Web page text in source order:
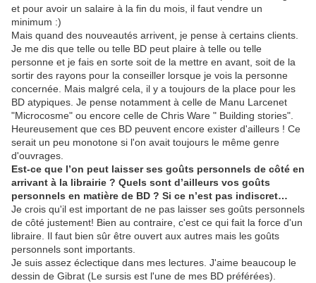
et pour avoir un salaire à la fin du mois, il faut vendre un
minimum :)
Mais quand des nouveautés arrivent, je pense à certains clients.
Je me dis que telle ou telle BD peut plaire à telle ou telle
personne et je fais en sorte soit de la mettre en avant, soit de la
sortir des rayons pour la conseiller lorsque je vois la personne
concernée. Mais malgré cela, il y a toujours de la place pour les
BD atypiques. Je pense notamment à celle de Manu Larcenet
"Microcosme" ou encore celle de Chris Ware " Building stories".
Heureusement que ces BD peuvent encore exister d'ailleurs ! Ce
serait un peu monotone si l'on avait toujours le même genre
d'ouvrages.
Est-ce que l’on peut laisser ses goûts personnels de côté en
arrivant à la librairie ? Quels sont d’ailleurs vos goûts
personnels en matière de BD ? Si ce n’est pas indiscret…
Je crois qu'il est important de ne pas laisser ses goûts personnels
de côté justement! Bien au contraire, c'est ce qui fait la force d'un
libraire. Il faut bien sûr être ouvert aux autres mais les goûts
personnels sont importants.
Je suis assez éclectique dans mes lectures. J'aime beaucoup le
dessin de Gibrat (Le sursis est l'une de mes BD préférées).